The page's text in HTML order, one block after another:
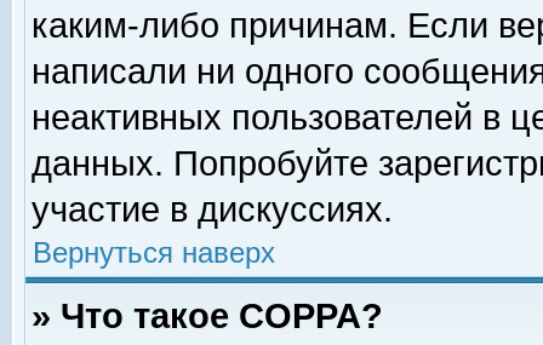
каким-либо причинам. Если
написали ни одного
неактивных пользователей в
данных. Попробуйте
участие в дискуссиях.
Вернуться наверх
» Что такое COPPA?